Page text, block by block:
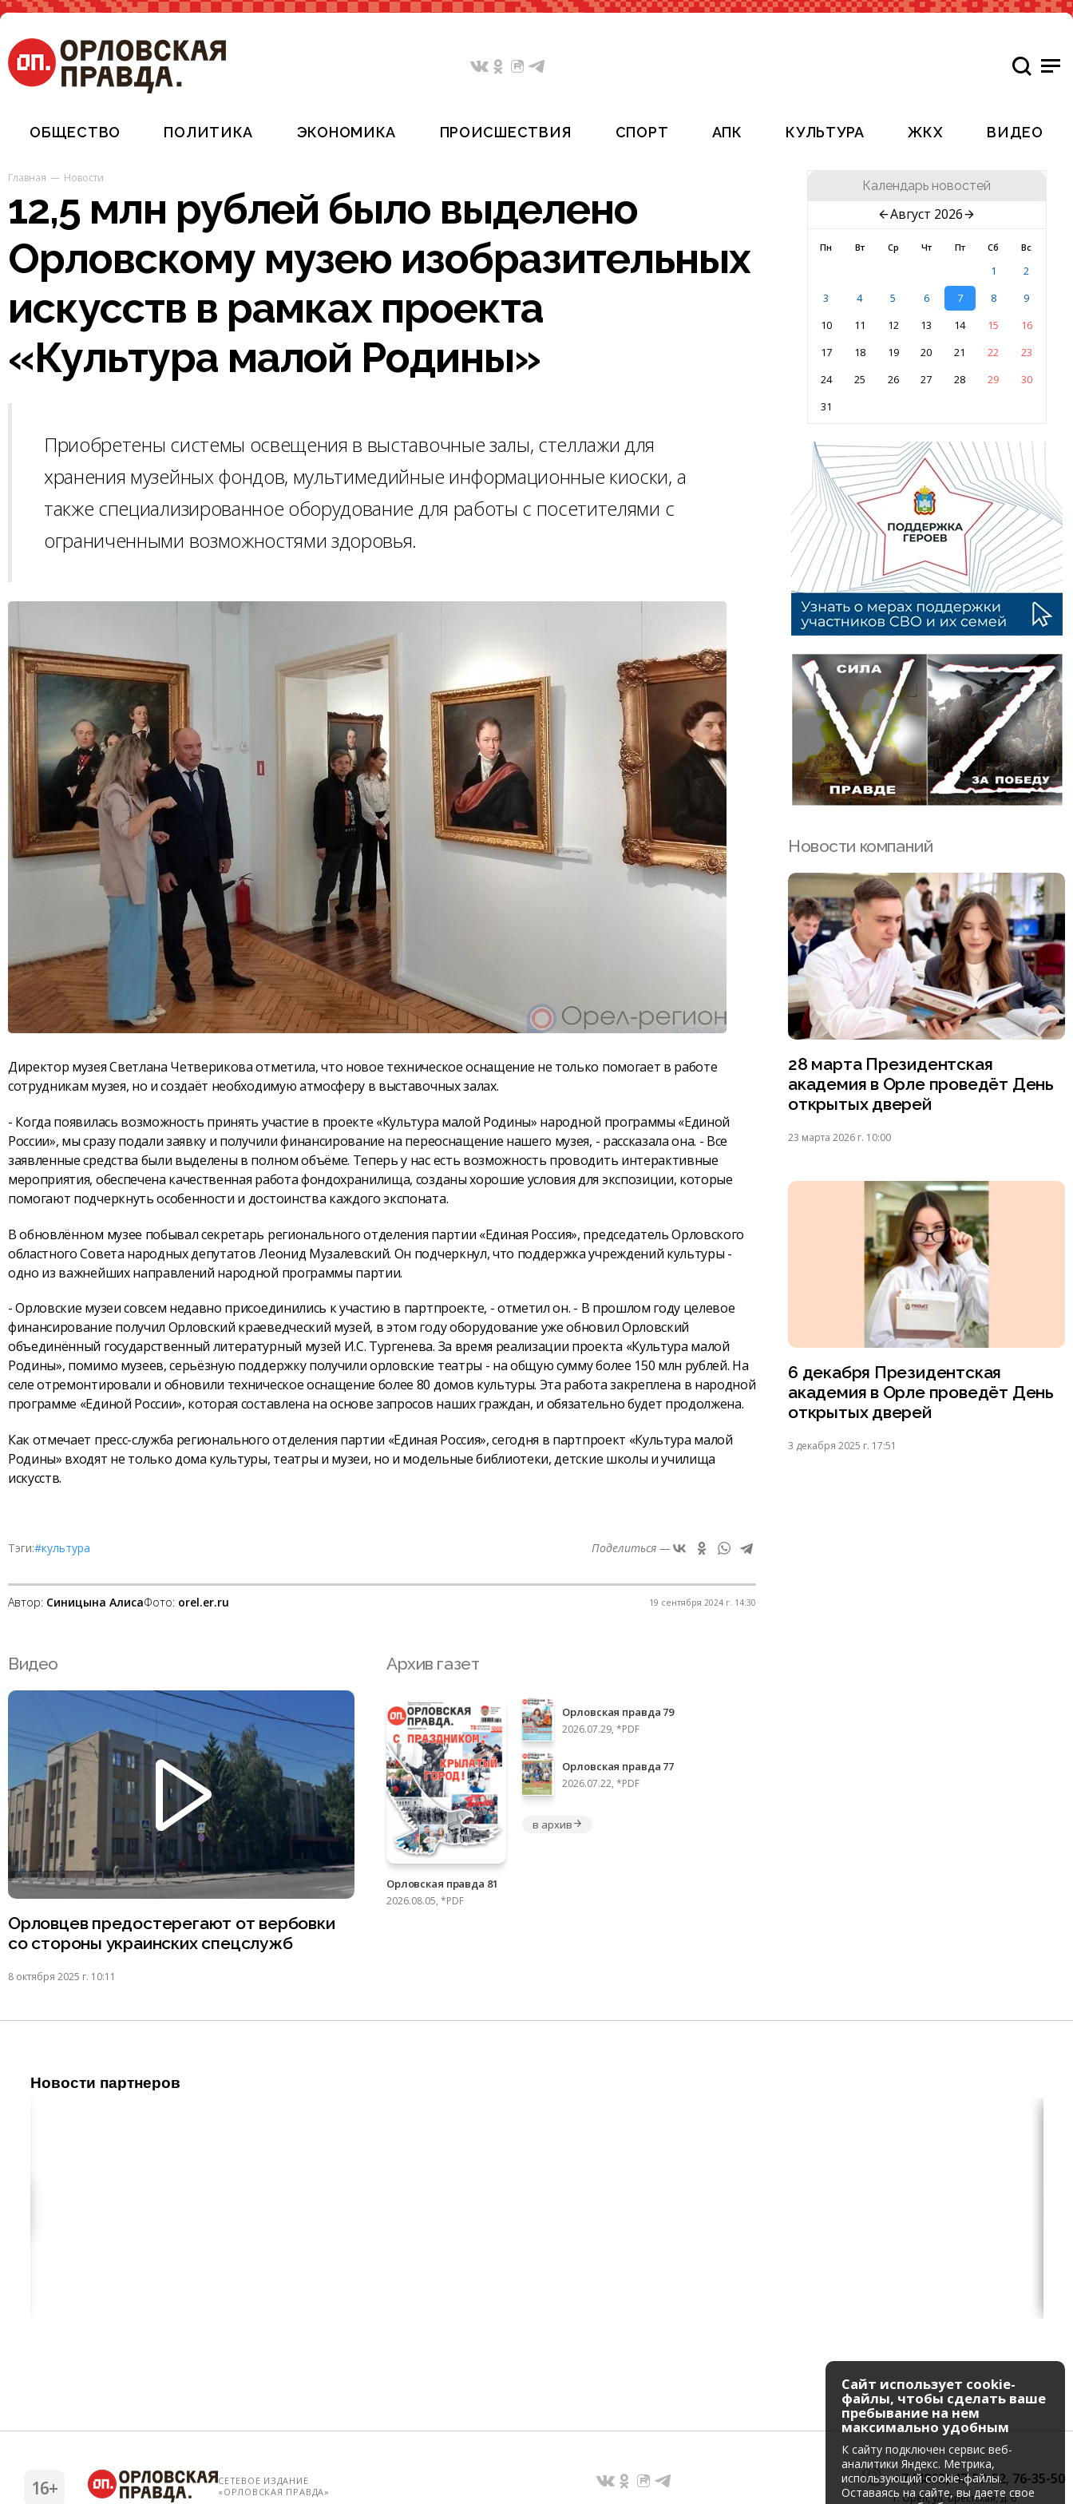
ОБЩЕСТВО ПОЛИТИКА ЭКОНОМИКА ПРОИСШЕСТВИЯ СПОРТ АПК КУЛЬТУРА ЖКХ ВИДЕО
Главная Новости
12,5 млн рублей было выделено
Орловскому музею изобразительных
искусств в рамках проекта
«Культура малой Родины»
Приобретены системы освещения в выставочные залы, стеллажи для
хранения музейных фондов, мультимедийные информационные киоски, а
также специализированное оборудование для работы с посетителями с
ограниченными возможностями здоровья.
Директор музея Светлана Четверикова отметила, что новое техническое оснащение не только помогает в работе
сотрудникам музея, но и создаёт необходимую атмосферу в выставочных залах.
- Когда появилась возможность принять участие в проекте «Культура малой Родины» народной программы «Единой
России», мы сразу подали заявку и получили финансирование на переоснащение нашего музея, - рассказала она. - Все
заявленные средства были выделены в полном объёме. Теперь у нас есть возможность проводить интерактивные
мероприятия, обеспечена качественная работа фондохранилища, созданы хорошие условия для экспозиции, которые
помогают подчеркнуть особенности и достоинства каждого экспоната.
В обновлённом музее побывал секретарь регионального отделения партии «Единая Россия», председатель Орловского
областного Совета народных депутатов Леонид Музалевский. Он подчеркнул, что поддержка учреждений культуры -
одно из важнейших направлений народной программы партии.
- Орловские музеи совсем недавно присоединились к участию в партпроекте, - отметил он. - В прошлом году целевое
финансирование получил Орловский краеведческий музей, в этом году оборудование уже обновил Орловский
объединённый государственный литературный музей И.С. Тургенева. За время реализации проекта «Культура малой
Родины», помимо музеев, серьёзную поддержку получили орловские театры - на общую сумму более 150 млн рублей. На
селе отремонтировали и обновили техническое оснащение более 80 домов культуры. Эта работа закреплена в народной
программе «Единой России», которая составлена на основе запросов наших граждан, и обязательно будет продолжена.
Как отмечает пресс-служба регионального отделения партии «Единая Россия», сегодня в партпроект «Культура малой
Родины» входят не только дома культуры, театры и музеи, но и модельные библиотеки, детские школы и училища
искусств.
Тэги:#культура Поделиться —
Автор: Синицына АлисаФото: orel.er.ru 19 сентября 2024 г. 14:30
Календарь новостей
Август 2026
Пн Вт Ср Чт Пт Сб Вс
1
2
3
4 5 6 7 8
9
10
11 12 13 14 15
16
17
18 19 20 21 22
23
24
25 26 27 28 29
30
31
Новости компаний
28 марта Президентская
академия в Орле проведёт День
открытых дверей
23 марта 2026 г. 10:00
6 декабря Президентская
академия в Орле проведёт День
открытых дверей
3 декабря 2025 г. 17:51
Видео
Орловцев предостерегают от вербовки
со стороны украинских спецслужб
8 октября 2025 г. 10:11
Архив газет
Орловская правда 81
2026.08.05, *PDF
Орловская правда 79
2026.07.29, *PDF
Орловская правда 77
2026.07.22, *PDF
в архив
Новости партнеров
СЕТЕВОЕ ИЗДАНИЕ
«ОРЛОВСКАЯ ПРАВДА»
+7 (4862) 47-52-52, 76-35-50
г. Орёл, ул. Брестская, д. 6
16+
Сайт использует cookie-
файлы, чтобы сделать ваше
пребывание на нем
максимально удобным
К cайту подключен сервис веб-
аналитики Яндекс. Метрика,
использующий cookie-файлы.
Оставаясь на сайте, вы даете свое